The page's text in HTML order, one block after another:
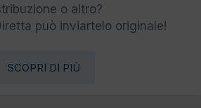
o altro?
può inviartelo originale!
SCOPRI DI PIÙ